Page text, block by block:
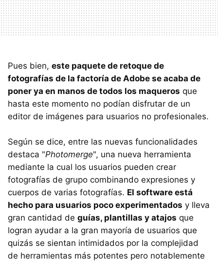
Pues bien, este paquete de retoque de
fotografías de la factoría de Adobe se acaba de
poner ya en manos de todos los maqueros que
hasta este momento no podían disfrutar de un
editor de imágenes para usuarios no profesionales.
Según se dice, entre las nuevas funcionalidades
destaca "Photomerge", una nueva herramienta
mediante la cual los usuarios pueden crear
fotografías de grupo combinando expresiones y
cuerpos de varias fotografías. El software está
hecho para usuarios poco experimentados y lleva
gran cantidad de guías, plantillas y atajos que
logran ayudar a la gran mayoría de usuarios que
quizás se sientan intimidados por la complejidad
de herramientas más potentes pero notablemente